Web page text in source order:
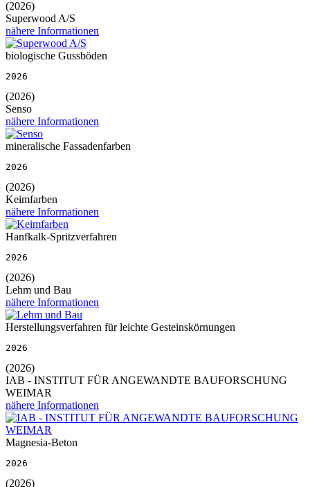
(2026)
Superwood A/S
nähere Informationen
biologische Gussböden
2026
(2026)
Senso
nähere Informationen
mineralische Fassadenfarben
2026
(2026)
Keimfarben
nähere Informationen
Hanfkalk-Spritzverfahren
2026
(2026)
Lehm und Bau
nähere Informationen
Herstellungsverfahren für leichte Gesteinskörnungen
2026
(2026)
IAB - INSTITUT FÜR ANGEWANDTE BAUFORSCHUNG
WEIMAR
nähere Informationen
Magnesia-Beton
2026
(2026)